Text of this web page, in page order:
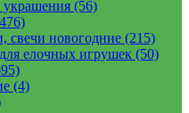
(56)
свечи новогодние (215)
елочных игрушек (50)
(4)